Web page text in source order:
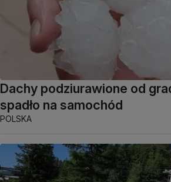
Dachy podziurawione od
spadło na samochód
POLSKA